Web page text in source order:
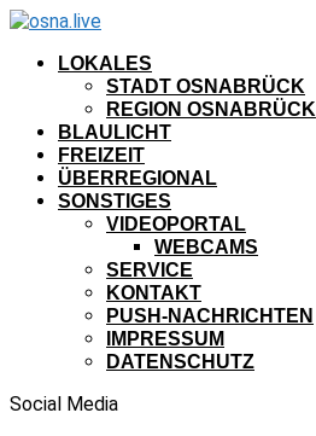
LOKALES
STADT OSNABRÜCK
REGION OSNABRÜCK
BLAULICHT
FREIZEIT
ÜBERREGIONAL
SONSTIGES
VIDEOPORTAL
WEBCAMS
SERVICE
KONTAKT
PUSH-NACHRICHTEN
IMPRESSUM
DATENSCHUTZ
Social Media